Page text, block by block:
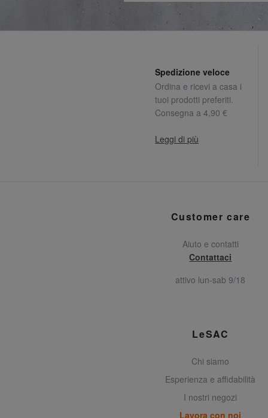
Spedizione veloce
Ordina e ricevi a casa i
tuoi prodotti preferiti.
Consegna a 4,90 €
Leggi di più
Customer care
Aiuto e contatti
Contattaci
attivo lun-sab 9/18
LeSAC
Chi siamo
Esperienza e affidabilità
I nostri negozi
Lavora con noi